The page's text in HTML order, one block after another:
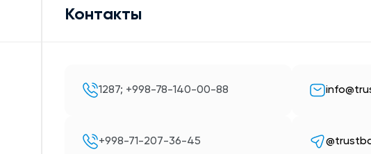
Контакты
1287; +998-78-140-00-88
+998-71-207-36-45